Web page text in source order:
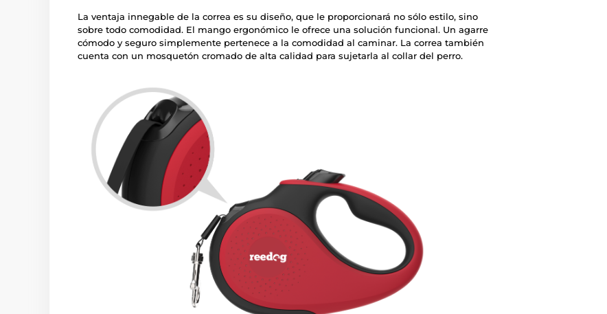
La ventaja innegable de la correa es su diseño, que le proporcionará no sólo estilo, sino
sobre todo comodidad. El mango ergonómico le ofrece una solución funcional. Un agarre
cómodo y seguro simplemente pertenece a la comodidad al caminar. La correa también
cuenta con un mosquetón cromado de alta calidad para sujetarla al collar del perro.